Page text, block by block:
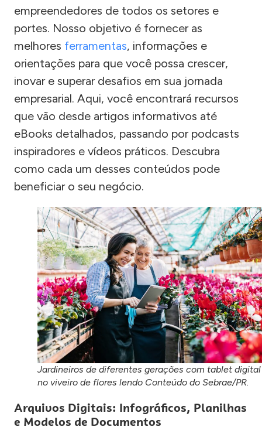
empreendedores de todos os setores e
portes. Nosso objetivo é fornecer as
melhores ferramentas, informações e
orientações para que você possa crescer,
inovar e superar desafios em sua jornada
empresarial. Aqui, você encontrará recursos
que vão desde artigos informativos até
eBooks detalhados, passando por podcasts
inspiradores e vídeos práticos. Descubra
como cada um desses conteúdos pode
beneficiar o seu negócio.
Jardineiros de diferentes gerações com tablet digital
no viveiro de flores lendo Conteúdo do Sebrae/PR.
Arquivos Digitais: Infográficos, Planilhas
e Modelos de Documentos